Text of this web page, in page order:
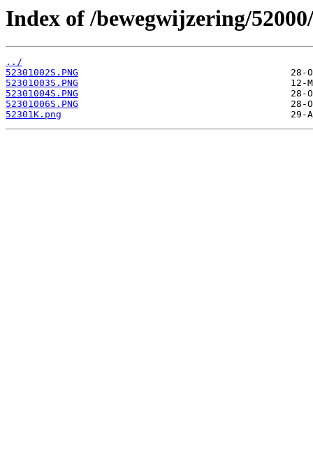
Index of /bewegwijzering/
../
52301002S.PNG
52301003S.PNG
52301004S.PNG
52301006S.PNG
52301K.png